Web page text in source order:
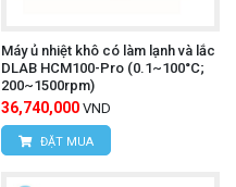
Máy ủ nhiệt khô có làm lạnh và lắc
DLAB HCM100-Pro (0.1~100°C;
200~1500rpm)
36,740,000 VND
ĐẶT MUA